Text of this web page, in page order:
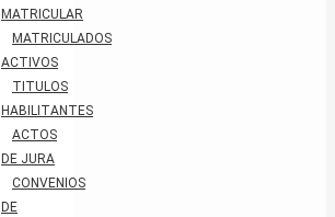
MATRICULAR
MATRICULADOS
ACTIVOS
TITULOS
HABILITANTES
ACTOS
DE JURA
CONVENIOS
DE